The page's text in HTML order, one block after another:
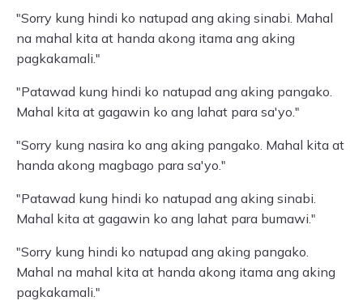
"Sorry kung hindi ko natupad ang aking sinabi. Mahal
na mahal kita at handa akong itama ang aking
pagkakamali."
"Patawad kung hindi ko natupad ang aking pangako.
Mahal kita at gagawin ko ang lahat para sa'yo."
"Sorry kung nasira ko ang aking pangako. Mahal kita at
handa akong magbago para sa'yo."
"Patawad kung hindi ko natupad ang aking sinabi.
Mahal kita at gagawin ko ang lahat para bumawi."
"Sorry kung hindi ko natupad ang aking pangako.
Mahal na mahal kita at handa akong itama ang aking
pagkakamali."